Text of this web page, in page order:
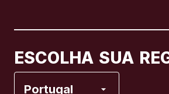
ESCOLHA SUA
Portugal